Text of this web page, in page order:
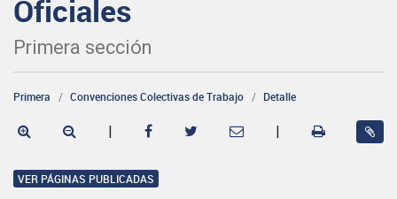
Oficiales
Primera sección
Primera Convenciones Colectivas de Trabajo Detalle
| |
VER PÁGINAS PUBLICADAS